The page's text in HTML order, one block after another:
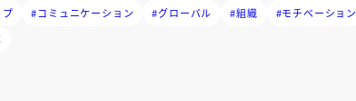
#コミュニケーション #グローバル #組織 #モチベーション